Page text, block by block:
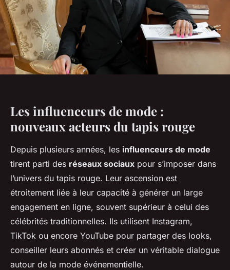
Les influenceurs de mode :
nouveaux acteurs du tapis rouge
Depuis plusieurs années, les influenceurs de mode
tirent parti des réseaux sociaux pour s’imposer dans
l’univers du tapis rouge. Leur ascension est
étroitement liée à leur capacité à générer un large
engagement en ligne, souvent supérieur à celui des
célébrités traditionnelles. Ils utilisent Instagram,
TikTok ou encore YouTube pour partager des looks,
conseiller leurs abonnés et créer un véritable dialogue
autour de la mode événementielle.